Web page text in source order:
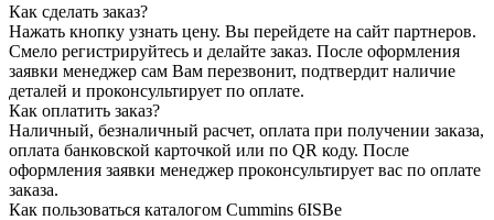
Как сделать заказ?
Нажать кнопку узнать цену. Вы перейдете на сайт партнеров.
Смело регистрируйтесь и делайте заказ. После оформления
заявки менеджер сам Вам перезвонит, подтвердит наличие
деталей и проконсультирует по оплате.
Как оплатить заказ?
Наличный, безналичный расчет, оплата при получении заказа,
оплата банковской карточкой или по QR коду. После
оформления заявки менеджер проконсультирует вас по оплате
заказа.
Как пользоваться каталогом Cummins 6ISBe